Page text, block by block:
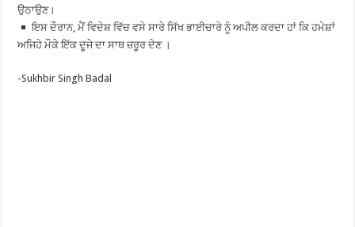
ਉਠਾਉਣ।
ਇਸ ਦੌਰਾਨ, ਮੈਂ ਵਿਦੇਸ਼ ਵਿੱਚ ਵਸੇ ਸਾਰੇ ਸਿੱਖ ਭਾਈਚਾਰੇ ਨੂੰ ਅਪੀਲ ਕਰਦਾ ਹਾਂ ਕਿ ਹਮੇਸ਼ਾਂ
ਅਜਿਹੇ ਮੌਕੇ ਇੱਕ ਦੂਜੇ ਦਾ ਸਾਥ ਜ਼ਰੂਰ ਦੇਣ ।
-Sukhbir Singh Badal